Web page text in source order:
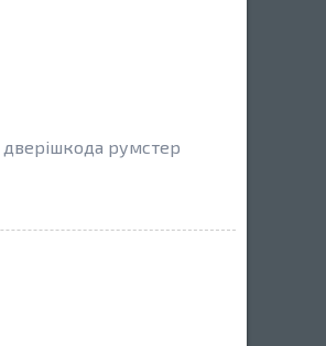
дверішкода румстер